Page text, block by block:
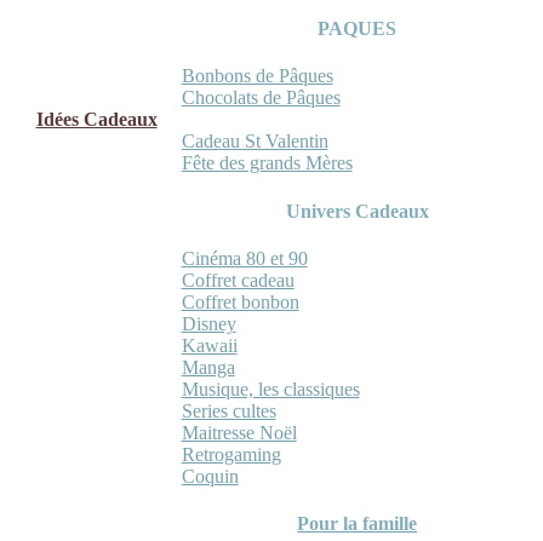
PAQUES
Bonbons de Pâques
Chocolats de Pâques
Idées Cadeaux
Cadeau St Valentin
Fête des grands Mères
Univers Cadeaux
Cinéma 80 et 90
Coffret cadeau
Coffret bonbon
Disney
Kawaii
Manga
Musique, les classiques
Series cultes
Maitresse Noël
Retrogaming
Coquin
Pour la famille